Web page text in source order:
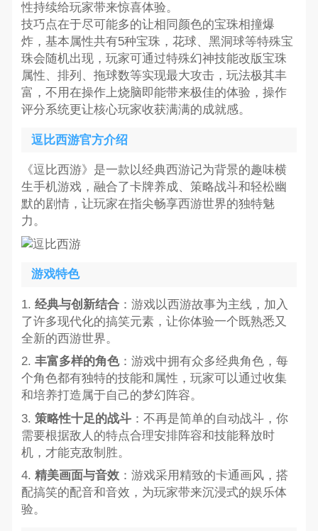
性持续给玩家带来惊喜体验。
技巧点在于尽可能多的让相同颜色的宝珠相撞爆
炸，基本属性共有5种宝珠，花球、黑洞球等特殊宝
珠会随机出现，玩家可通过特殊幻神技能改版宝珠
属性、排列、拖球数等实现最大攻击，玩法极其丰
富，不用在操作上烧脑即能带来极佳的体验，操作
评分系统更让核心玩家收获满满的成就感。
逗比西游官方介绍
《逗比西游》是一款以经典西游记为背景的趣味横
生手机游戏，融合了卡牌养成、策略战斗和轻松幽
默的剧情，让玩家在指尖畅享西游世界的独特魅
力。
游戏特色
1. 经典与创新结合：游戏以西游故事为主线，加入
了许多现代化的搞笑元素，让你体验一个既熟悉又
全新的西游世界。
2. 丰富多样的角色：游戏中拥有众多经典角色，每
个角色都有独特的技能和属性，玩家可以通过收集
和培养打造属于自己的梦幻阵容。
3. 策略性十足的战斗：不再是简单的自动战斗，你
需要根据敌人的特点合理安排阵容和技能释放时
机，才能克敌制胜。
4. 精美画面与音效：游戏采用精致的卡通画风，搭
配搞笑的配音和音效，为玩家带来沉浸式的娱乐体
验。